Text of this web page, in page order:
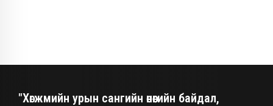
"Хөгжмийн урын сангийн өнөөгийн байдал,